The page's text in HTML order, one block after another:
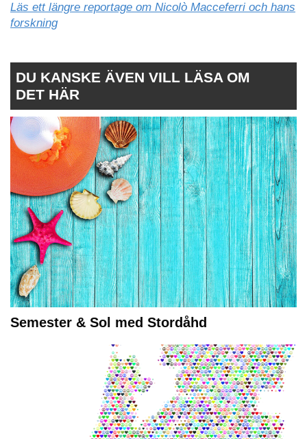
Läs ett längre reportage om Nicolò Macceferri och hans
forskning
DU KANSKE ÄVEN VILL LÄSA OM
DET HÄR
Semester & Sol med Stordåhd